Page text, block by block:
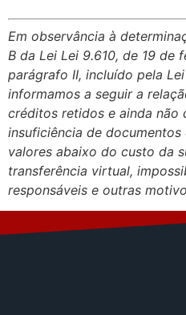
Em observância à
B da Lei Lei 9.610, de 19 de
parágrafo II, incluído pela
informamos a seguir a
créditos retidos e ainda não
insuficiência de
valores abaixo do custo da
transferência virtual,
responsáveis e outras